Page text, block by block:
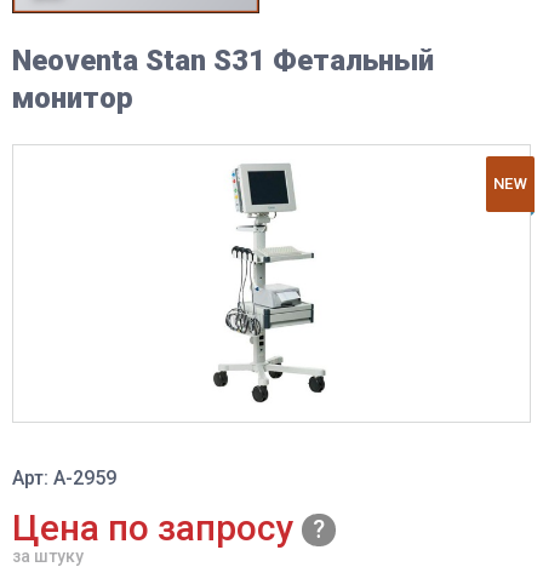
Neoventa Stan S31 Фетальный
монитор
NEW
Арт: A-2959
Цена по запросу
за штуку